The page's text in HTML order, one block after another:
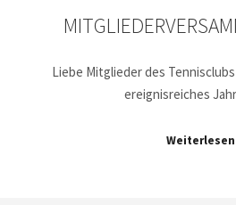
Liebe Mitglieder des Tennisclubs
ereignisreiches
Weiterlesen